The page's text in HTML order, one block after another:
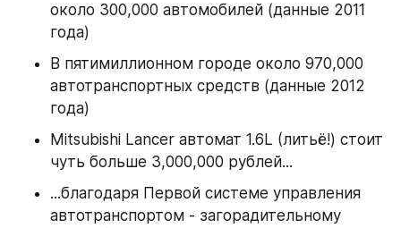
около 300,000 автомобилей (данные 2011
года)
В пятимиллионном городе около 970,000
автотранспортных средств (данные 2012
года)
Mitsubishi Lancer автомат 1.6L (литьё!) стоит
чуть больше 3,000,000 рублей...
...благодаря Первой системе управления
автотранспортом - загорадительному